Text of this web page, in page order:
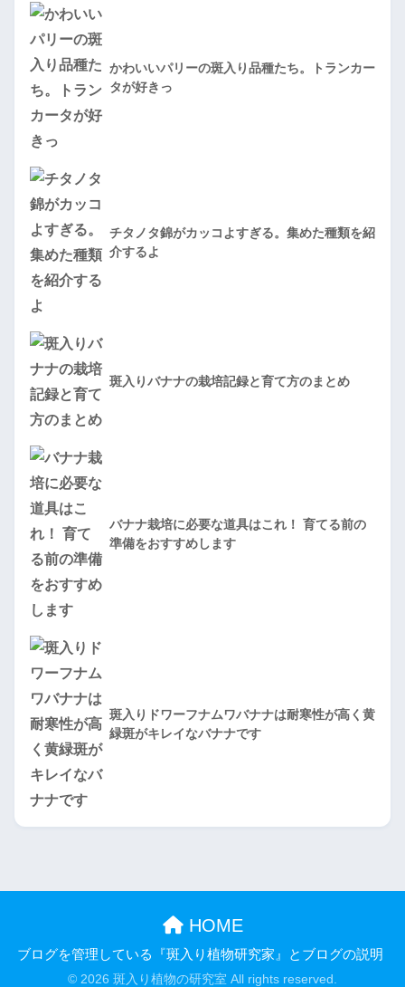
かわいいパリーの斑入り品種たち。トランカー
タが好きっ
チタノタ錦がカッコよすぎる。集めた種類を紹
介するよ
斑入りバナナの栽培記録と育て方のまとめ
バナナ栽培に必要な道具はこれ！ 育てる前の
準備をおすすめします
斑入りドワーフナムワバナナは耐寒性が高く黄
緑斑がキレイなバナナです
HOME
ブログを管理している『斑入り植物研究家』とブログの説明
© 2026 斑入り植物の研究室 All rights reserved.